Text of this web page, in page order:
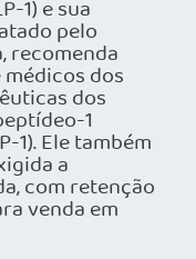
1) e sua
pelo
recomenda
dos
dos
1
1). Ele também
a
com retenção
venda em